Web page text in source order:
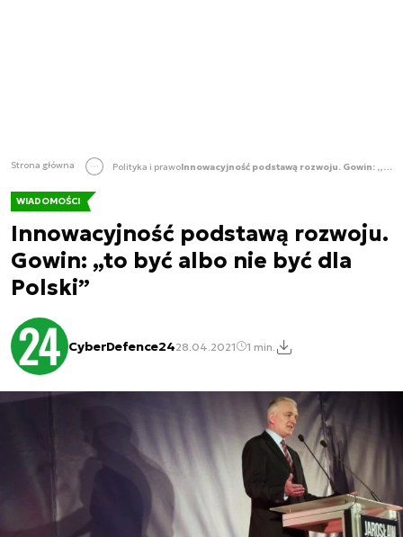
Strona główna Polityka i prawo Innowacyjność podstawą rozwoju. Gowin: „to być albo nie być dla Polski”
WIADOMOŚCI
Innowacyjność podstawą rozwoju.
Gowin: „to być albo nie być dla
Polski”
CyberDefence2428.04.2021 1 min.